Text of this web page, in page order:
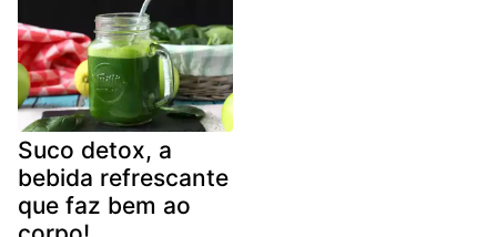
Suco detox, a
bebida refrescante
que faz bem ao